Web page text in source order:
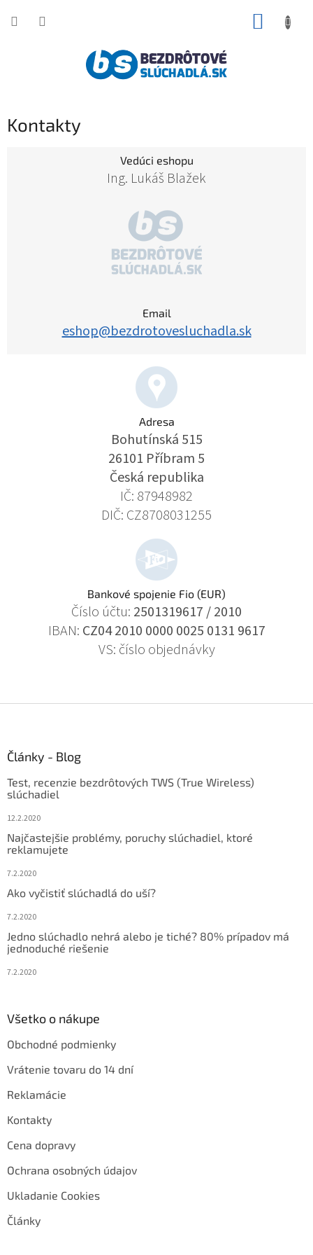
Kontakty
Vedúci eshopu
Ing. Lukáš Blažek
Email
eshop@bezdrotovesluchadla.sk
Adresa
Bohutínská 515
26101 Příbram 5
Česká republika
IČ: 87948982
DIČ: CZ8708031255
Bankové spojenie Fio (EUR)
Číslo účtu: 2501319617 / 2010
IBAN: CZ04 2010 0000 0025 0131 9617
VS: číslo objednávky
Články - Blog
Test, recenzie bezdrôtových TWS (True Wireless)
slúchadiel
12.2.2020
Najčastejšie problémy, poruchy slúchadiel, ktoré
reklamujete
7.2.2020
Ako vyčistiť slúchadlá do uší?
7.2.2020
Jedno slúchadlo nehrá alebo je tiché? 80% prípadov má
jednoduché riešenie
7.2.2020
Všetko o nákupe
Obchodné podmienky
Vrátenie tovaru do 14 dní
Reklamácie
Kontakty
Cena dopravy
Ochrana osobných údajov
Ukladanie Cookies
Články